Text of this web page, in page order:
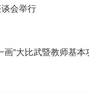
会举行
”大比武暨教师基本